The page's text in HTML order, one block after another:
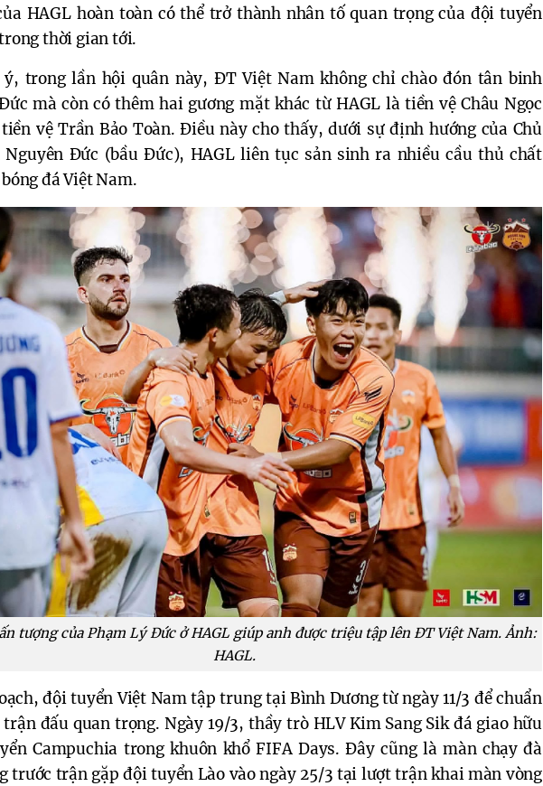
HAGL hoàn toàn có thể trở thành nhân tố quan trọng của đội tuyển
thời gian tới.
trong lần hội quân này, ĐT Việt Nam không chỉ chào đón tân binh
mà còn có thêm hai gương mặt khác từ HAGL là tiền vệ Châu Ngọc
tiền vệ Trần Bảo Toàn. Điều này cho thấy, dưới sự định hướng của Chủ
Đức (bầu Đức), HAGL liên tục sản sinh ra nhiều cầu thủ chất
đá Việt Nam.
tượng của Phạm Lý Đức ở HAGL giúp anh được triệu tập lên ĐT Việt Nam. Ảnh:
HAGL.
đội tuyển Việt Nam tập trung tại Bình Dương từ ngày 11/3 để chuẩn
đấu quan trọng. Ngày 19/3, thầy trò HLV Kim Sang Sik đá giao hữu
Campuchia trong khuôn khổ FIFA Days. Đây cũng là màn chạy đà
trước trận gặp đội tuyển Lào vào ngày 25/3 tại lượt trận khai màn vòng